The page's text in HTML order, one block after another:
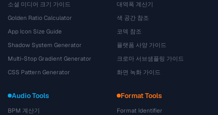
소셜 미디어 크기 가이드
Golden Ratio Calculator
App Icon Size Guide
Shadow System Generator
Multi-Stop Gradient Generator
CSS Pattern Generator
대역폭 계산기
색 공간 참조
코덱 참조
플랫폼 사양 가이드
크로마 서브샘플링 가이드
화면 녹화 가이드
Audio Tools
BPM 계산기
Format Tools
Format Identifier